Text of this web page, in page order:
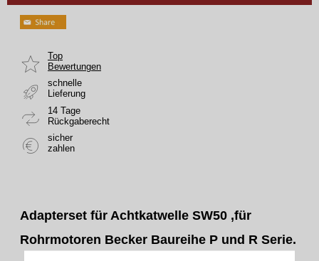
Top
Bewertungen
schnelle
Lieferung
14 Tage
Rückgaberecht
sicher
zahlen
Adapterset für Achtkatwelle SW50 ,für
Rohrmotoren Becker Baureihe P und R Serie.